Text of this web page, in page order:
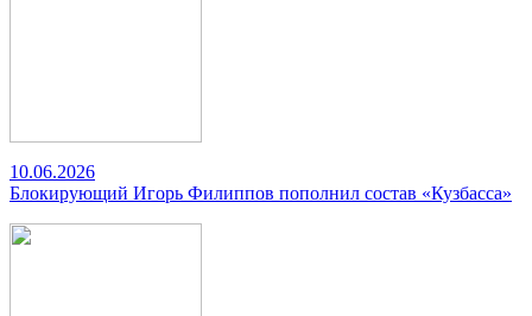
10.06.2026
Блокирующий Игорь Филиппов пополнил состав «Кузбасса»